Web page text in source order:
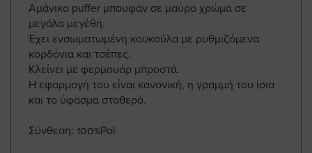
Αμάνικο puffer μπουφάν σε μαύρο χρώμα σε
μεγάλα μεγέθη.
Έχει ενσωματωμένη κουκούλα με ρυθμιζόμενα
κορδόνια και τσέπες.
Κλείνει με φερμουάρ μπροστά.
Η εφαρμογή του είναι κανονική, η γραμμή του ίσια
και το ύφασμα σταθερό.
Σύνθεση: 100%Pol